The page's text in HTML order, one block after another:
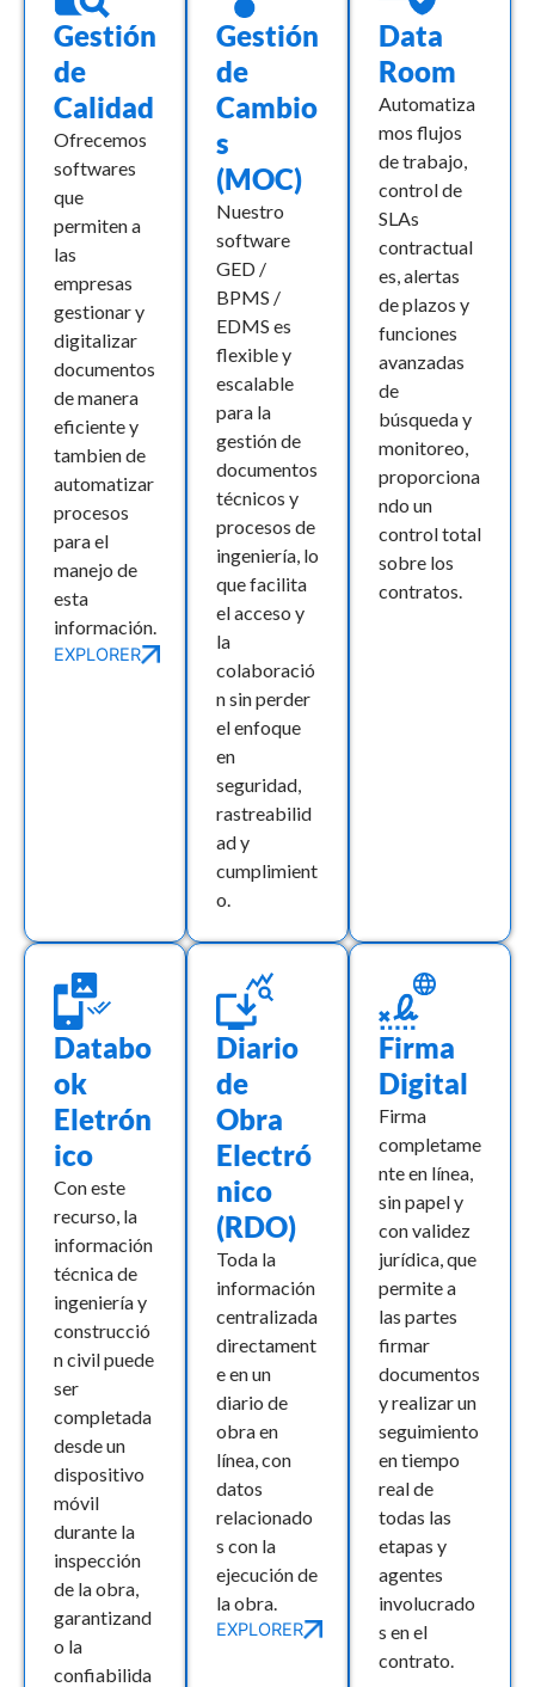
Gestión
de
Calidad
Ofrecemos
softwares
que
permiten a
las
empresas
gestionar y
digitalizar
documentos
de manera
eficiente y
tambien de
automatizar
procesos
para el
manejo de
esta
información.
EXPLORER
Gestión
de
Cambio
s
(MOC)
Nuestro
software
GED /
BPMS /
EDMS es
flexible y
escalable
para la
gestión de
documentos
técnicos y
procesos de
ingeniería, lo
que facilita
el acceso y
la
colaboració
n sin perder
el enfoque
en
seguridad,
rastreabilid
ad y
cumplimient
o.
Data
Room
Automatiza
mos flujos
de trabajo,
control de
SLAs
contractual
es, alertas
de plazos y
funciones
avanzadas
de
búsqueda y
monitoreo,
proporciona
ndo un
control total
sobre los
contratos.
Databo
ok
Eletrón
ico
Con este
recurso, la
información
técnica de
ingeniería y
construcció
n civil puede
ser
completada
desde un
dispositivo
móvil
durante la
inspección
de la obra,
garantizand
o la
confiabilida
Diario
de
Obra
Electró
nico
(RDO)
Toda la
información
centralizada
directament
e en un
diario de
obra en
línea, con
datos
relacionado
s con la
ejecución de
la obra.
EXPLORER
Firma
Digital
Firma
completame
nte en línea,
sin papel y
con validez
jurídica, que
permite a
las partes
firmar
documentos
y realizar un
seguimiento
en tiempo
real de
todas las
etapas y
agentes
involucrado
s en el
contrato.